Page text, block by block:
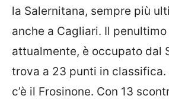
la Salernitana, sempre più
anche a Cagliari. Il
attualmente, è occupato dal
trova a 23 punti in classifica.
c’è il Frosinone. Con 13